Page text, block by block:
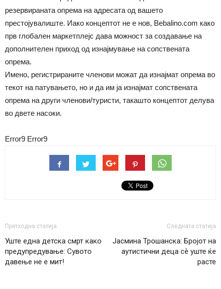
резервираната опрема на адресата од вашето
престојувалиште. Иако концептот не е нов, Bebalino.com како
прв глобален маркетплејс дава можност за создавање на
дополнителен приход од изнајмување на сопствената
опрема.
Имено, регистрираните членови можат да изнајмат опрема во
текот на патувањето, но и да им ја изнајмат сопствената
опрема на други членови/туристи, такашто концептот делува
во двете насоки.
Error9 Error9
Претходна статија
Уште една детска смрт како
предупредување: Сувото
давење не е мит!
Следната статија
Јасмина Трошанска: Бројот на
аутистични деца сѐ уште ќе
расте